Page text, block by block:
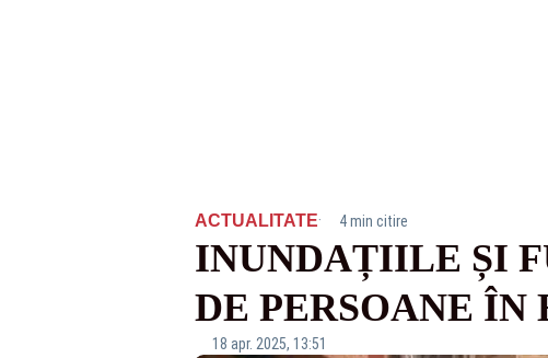
ACTUALITATE· 4 min citire
INUNDAȚIILE ȘI
DE PERSOANE ÎN
18 apr. 2025, 13:51